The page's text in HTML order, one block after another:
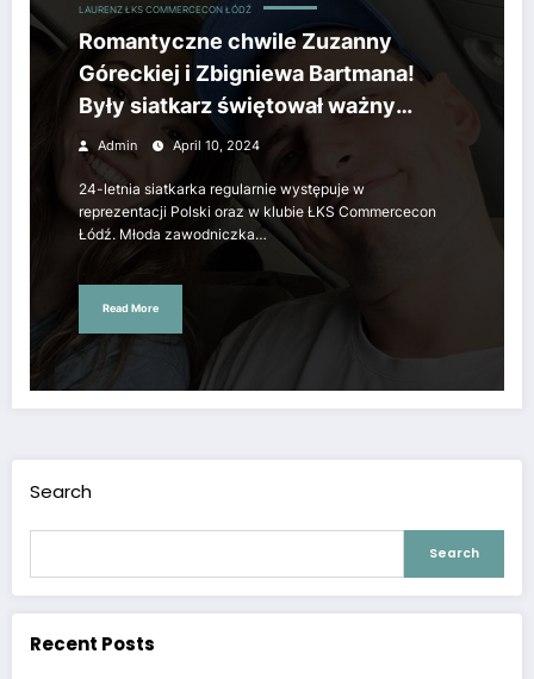
LAURENZ ŁKS COMMERCECON ŁÓDŹ
Romantyczne chwile Zuzanny
Góreckiej i Zbigniewa Bartmana!
Były siatkarz świętował ważny
dzień swojej partnerki.
Admin April 10, 2024
24-letnia siatkarka regularnie występuje w
reprezentacji Polski oraz w klubie ŁKS Commercecon
Łódź. Młoda zawodniczka…
Read More
Search
Search
Recent Posts